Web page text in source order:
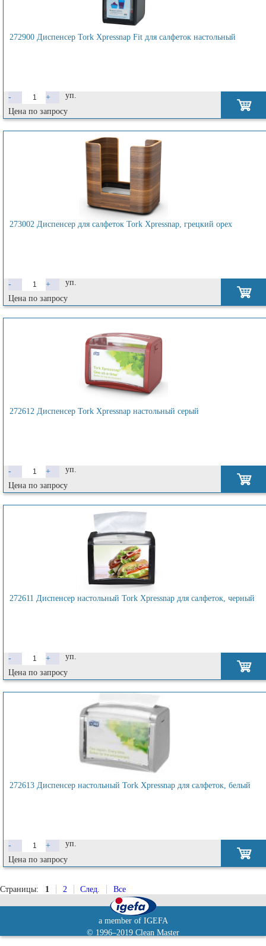
272900 Диспенсер Tork Xpressnap Fit для салфеток настольный
- +
уп.
Цена по запросу
273002 Диспенсер для салфеток Tork Xpressnap, грецкий орех
- +
уп.
Цена по запросу
272612 Диспенсер Tork Xpressnap настольный серый
- +
уп.
Цена по запросу
272611 Диспенсер настольный Tork Xpressnap для салфеток, черный
- +
уп.
Цена по запросу
272613 Диспенсер настольный Tork Xpressnap для салфеток, белый
- +
уп.
Цена по запросу
Страницы: 1 2 След. Все
a member of IGEFA
© 1996–2019 Clean Master